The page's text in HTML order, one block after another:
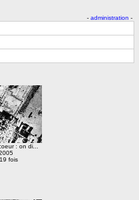
- administration -
: on di...
fois